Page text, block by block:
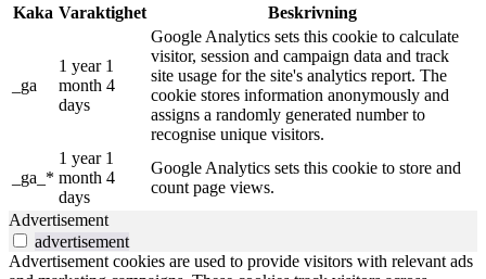
Kaka Varaktighet Beskrivning
_ga
1 year 1
month 4
days
Google Analytics sets this cookie to calculate
visitor, session and campaign data and track
site usage for the site's analytics report. The
cookie stores information anonymously and
assigns a randomly generated number to
recognise unique visitors.
_ga_*
1 year 1
month 4
days
Google Analytics sets this cookie to store and
count page views.
Advertisement
advertisement
Advertisement cookies are used to provide visitors with relevant ads